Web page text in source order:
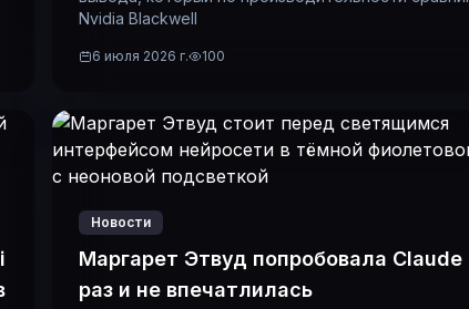
Nvidia Blackwell
6 июля 2026 г. 100
Новости
Маргарет Этвуд попробовала Claude
раз и не впечатлилась